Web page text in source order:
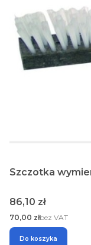
Szczotka
Cena
86,10 zł
Cena
70,00 złbez VAT
Do koszyka